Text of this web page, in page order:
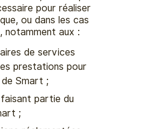
pour réaliser
ou dans les cas
notamment aux :
de services
prestations pour
Smart ;
partie du
;